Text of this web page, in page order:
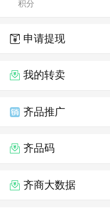
积分
申请提现
我的转卖
齐品推广
齐品码
齐商大数据